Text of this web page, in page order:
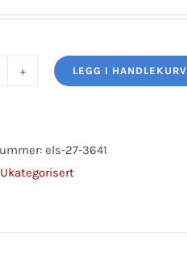
ALTERNATOR
LEGG I HANDLEKURV
els-27-3641
Ukategorisert